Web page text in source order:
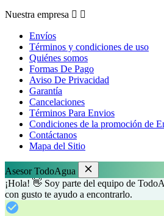
Nuestra empresa  
Envíos
Términos y condiciones de uso
Quiénes somos
Formas De Pago
Aviso De Privacidad
Garantía
Cancelaciones
Términos Para Envios
Condiciones de la promoción de
Contáctanos
Mapa del Sitio
Asesor TodoAgua
¡Hola! 👋 Soy parte del equipo de
con gusto te ayudo a encontrarlo.